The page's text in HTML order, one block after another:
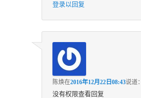
登录以回复
陈焕在2016年12月22日08:43说道：
没有权限查看回复